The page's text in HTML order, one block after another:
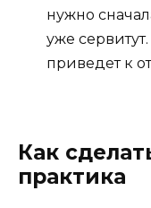
нужно
уже
приведет к
Как
практика